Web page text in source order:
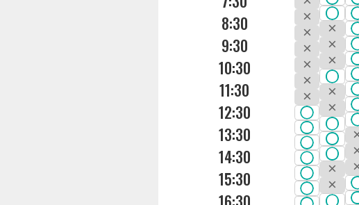
8:30
9:30
10:30
11:30
12:30
13:30
14:30
15:30